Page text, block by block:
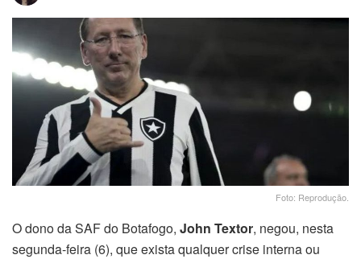
Foto: Reprodução.
O dono da SAF do Botafogo, John Textor, negou, nesta
segunda-feira (6), que exista qualquer crise interna ou